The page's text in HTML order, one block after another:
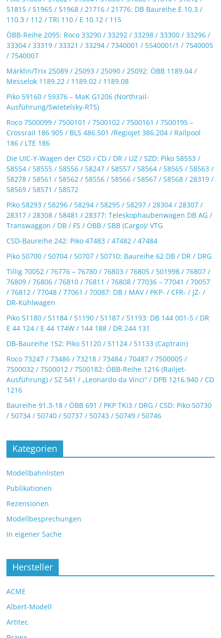
51815 / 51965 / 51968 / 21716 / 21776: DB Baureihe E 10.3 /
110.3 / 112 / TRI 110 / E 10.12 / 115
ÖBB-Reihe 2095: Roco 33290 / 33292 / 33298 / 33300 / 33296 /
33304 / 33319 / 33321 / 33294 / 7340001 / 5540001/1 / 7540005
/ 7540007
Märklin/Trix 25089 / 25093 / 25090 / 25092: ÖBB 1189.04 /
Messelok 1189.22 / 1189.02 / 1189.08
Piko 59160 / 59376 – MaK G1206 (Northrail-
Ausführung/Swietelsky-RTS)
Roco 7500099 / 7500101 / 7500102 / 7500161 / 7500195 –
Crossrail 186 905 / BLS 486.501 /Regiojet 386.204 / Railpool
186 / LTE 186
Die UIC-Y-Wagen der CSD / CD / DR / UZ / SZD: Piko 58553 /
58554 / 58555 / 58556 / 58247 / 58557 / 58564 / 58565 / 58563 /
58278 / 58561 / 58562 / 58556 / 58566 / 58567 / 58568 / 28319 /
58569 / 58571 / 58572
Piko 58293 / 58296 / 58294 / 58295 / 58297 / 28304 / 28307 /
28317 / 28308 / 58481 / 28377: Teleskophaubenwagen DB AG /
Transwaggon / DB / FS / ÖBB / SBB (Cargo)/ VTG
CSD-Baureihe 242: Piko 47483 / 47482 / 47484
Piko 50700 / 50704 / 50707 / 50710: Baureihe 62 DB / DR / DRG
Tillig 70052 / 76776 – 76780 / 76803 / 76805 / 501998 / 76807 /
76809 / 76806 / 76810 / 76811 / 76808 / 77036 – 77041 / 70057
/ 76812 / 77048 / 77061 / 70087: DB / MAV / PKP- / CFR- / JZ- /
DR-Kühlwagen
Piko 51180 / 51184 / 51190 / 51187 / 51193: DB 144 001-5 / DR
E 44 124 / E 44 174W / 144 188 / DR 244 131
DB-Baureihe 152: Piko 51120 / 51124 / 51133 (Captrain)
Roco 73247 / 73486 / 73218 / 73484 / 70487 / 7500005 /
7500032 / 7500012 / 7500182: ÖBB-Reihe 1216 (Railjet-
Ausführung) / SZ 541 / „Leonardo da Vinci“ / DPB 1216.940 / CD
1216
Baureihe 91.3-18 / ÖBB 691 / PKP TKi3 / DRG / CSD: Piko 50730
/ 50734 / 50740 / 50737 / 50743 / 50749 / 50746
Kategorien
Modellbahnlisten
Publikationen
Rezensionen
Modellbesprechungen
In eigener Sache
Hersteller
ACME
Albert-Modell
Artitec